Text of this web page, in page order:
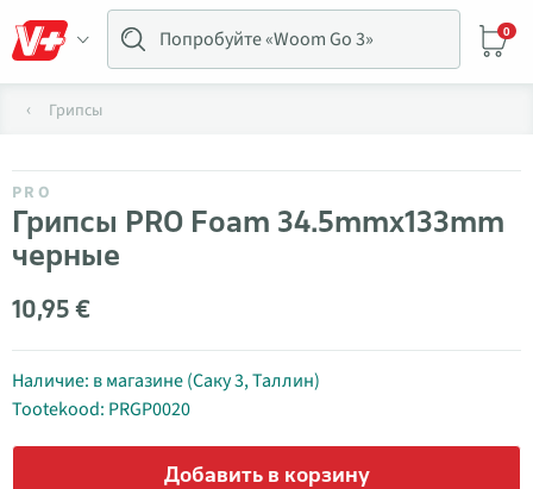
0
Грипсы
PRO
Грипсы PRO Foam 34.5mmx133mm
черные
10,95 €
Наличие: в магазине (Саку 3, Таллин)
Tootekood: PRGP0020
Добавить в корзину